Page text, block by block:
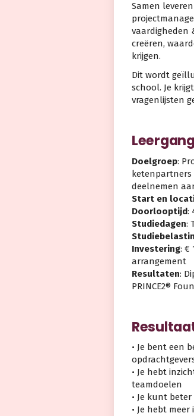
Samen
vaardigheden
creëren,
krijgen.
Dit wordt
school. Je
vragenlijsten
Doelgroep:
ketenpartners
deelnemen
Start en
Doorlooptijd:
Studiedagen:
Investering: €
arrangement
Resultaten:
PRINCE2®
• Je bent een
• Je hebt
teamdoelen
• Je kunt
• Je hebt